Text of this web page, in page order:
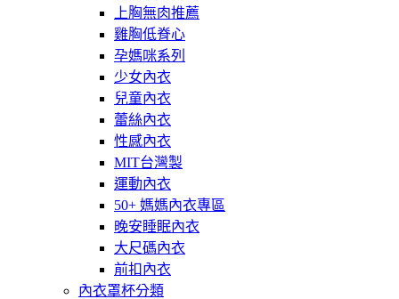
上胸無肉推薦
雞胸低脊心
孕媽咪系列
少女內衣
兒童內衣
蕾絲內衣
性感內衣
MIT台灣製
運動內衣
50+ 媽媽內衣專區
晚安睡眠內衣
大尺碼內衣
前扣內衣
內衣罩杯分類